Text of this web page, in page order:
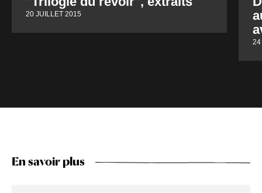
20 JUILLET 2015
24
En savoir plus